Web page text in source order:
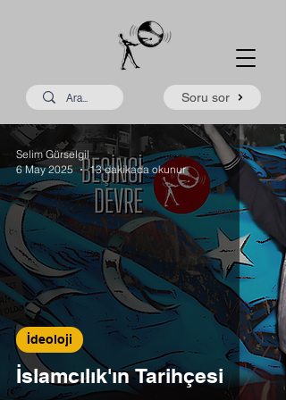
Soru sor
İslamcılık'ın Tarihçesi
İdeoloji
Selim Gürselgil
6 May 2025
13 dakikada okunur